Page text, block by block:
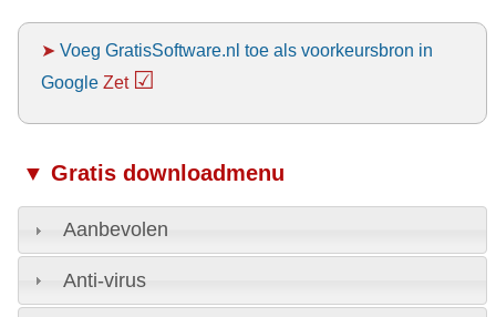
➤ Voeg GratisSoftware.nl toe als voorkeursbron in
Google Zet ☑
▼ Gratis downloadmenu
Aanbevolen
Anti-virus